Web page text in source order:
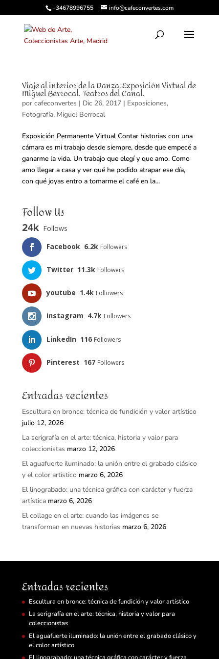
+34678996755 info@cafeconvertes.com
Viaje al interior de la Danza. Exposición Virtual de
Miguel Berrocal. Teatros del Canal.
por cafeconvertes | Dic 26, 2017| Exposiciones,
Fotografía, Miguel Berrocal
Exposición Permanente Virtual Contar historias con una
cámara es mi trabajo desde siempre, desde que empecé a
ganarme la vida. Un trabajo que elegí y que amo. Como
amo llegar a casa y ver qué he podido atrapar ese día,
con qué joyas entro a tomarme el café en la...
Follow Us
24k Follows
Facebook 6.2k Followers
Twitter 11.3k Followers
youtube 1.4k Followers
instagram 4.7k Followers
LinkedIn 116 Followers
Pinterest 167 Followers
Entradas recientes
Escultura en bronce: técnica de fundición y valor artístico
julio 12, 2026
La serigrafía en el arte: técnica, historia y valor para
coleccionistas marzo 12, 2026
El aguafuerte iluminado: la unión entre el grabado clásico
y el color artístico marzo 6, 2026
El linograbado: una técnica gráfica con carácter y fuerza
artística marzo 6, 2026
El collage en el arte: cuando las imágenes se
transforman en nuevas historias marzo 6, 2026
Entradas recientes
Escultura en bronce: técnica de fundición y valor artístico
La serigrafía en el arte: técnica, historia y valor para
coleccionistas
El aguafuerte iluminado: la unión entre el grabado clásico y
el color artístico